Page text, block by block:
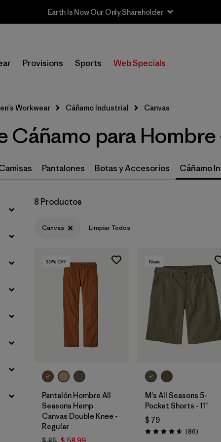
Earth Is Now Our Only Shareholder
Provisions Sports Web Specials
Filtrar por
Fit
Filtrar por
Features
Filtrar por
Materials & Processes
Filtrar por
Gender
Workwear Cáñamo Industrial Canvas
Cáñamo para Hombre
Pantalones Botas y Accesorios Cáñamo
8 Productos
Canvas Limpiar Todos
30% Off
Pantalón Hombre All
Seasons Hemp
Canvas Double Knee -
Regular
New
M's All Seasons 5-
Pocket Shorts - 11"
$ 79
Valoración: 4.6 / 5
(86)